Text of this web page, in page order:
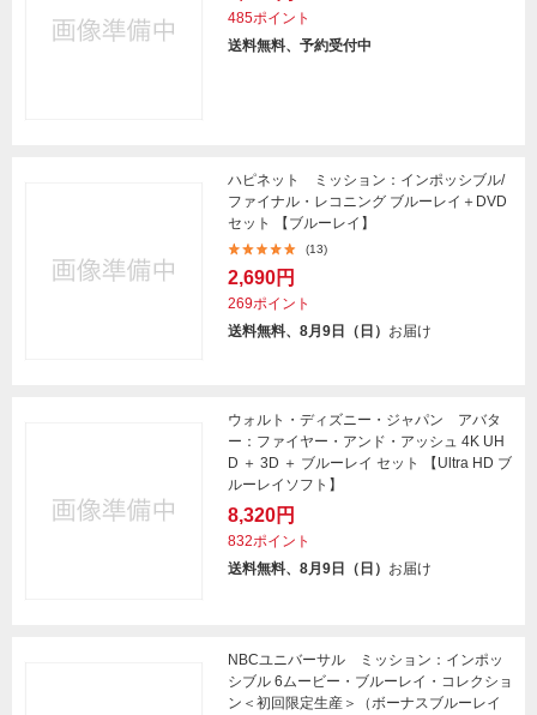
485ポイント
送料無料、予約受付中
ハピネット ミッション：インポッシブル/
ファイナル・レコニング ブルーレイ＋DVD
セット 【ブルーレイ】
(13)
2,690円
269ポイント
送料無料、8月9日（日） お届け
ウォルト・ディズニー・ジャパン アバタ
ー：ファイヤー・アンド・アッシュ 4K UH
D ＋ 3D ＋ ブルーレイ セット 【Ultra HD ブ
ルーレイソフト】
8,320円
832ポイント
送料無料、8月9日（日） お届け
NBCユニバーサル ミッション：インポッ
シブル 6ムービー・ブルーレイ・コレクショ
ン＜初回限定生産＞（ボーナスブルーレイ